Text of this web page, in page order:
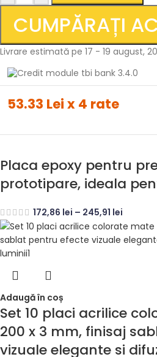
CUMPĂRAȚI
Livrare estimată pe 17 - 19 august,
53.33 Lei x 4 rate
Placa epoxy pentru
prototipare, ideala
172,86 lei – 245,91 lei
Adaugă în coș
Set 10 placi acrilice
200 x 3 mm, finisaj
vizuale elegante si